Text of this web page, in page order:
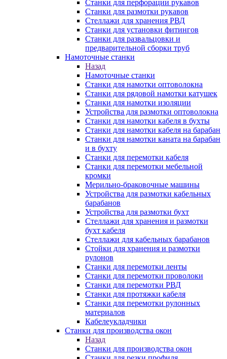
Станки для перфорации рукавов
Станки для размотки рукавов
Стеллажи для хранения РВД
Станки для установки фитингов
Станки для развальцовки и
предварительной сборки труб
Намоточные станки
Назад
Намоточные станки
Станки для намотки оптоволокна
Станки для рядовой намотки катушек
Станки для намотки изоляции
Устройства для размотки оптоволокна
Станки для намотки кабеля в бухты
Станки для намотки кабеля на барабан
Станки для намотки каната на барабан
и в бухту
Станки для перемотки кабеля
Станки для перемотки мебельной
кромки
Мерильно-браковочные машины
Устройства для размотки кабельных
барабанов
Устройства для размотки бухт
Стеллажи для хранения и размотки
бухт кабеля
Стеллажи для кабельных барабанов
Стойки для хранения и размотки
рулонов
Станки для перемотки ленты
Станки для перемотки проволоки
Станки для перемотки РВД
Станки для протяжки кабеля
Станки для перемотки рулонных
материалов
Кабелеукладчики
Станки для производства окон
Назад
Станки для производства окон